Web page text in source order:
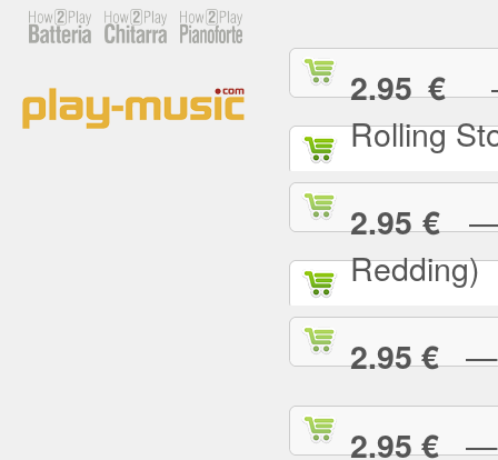
2.95 €—
Rolling
2.95 €—
Redding)
2.95 €—
2.95 €—